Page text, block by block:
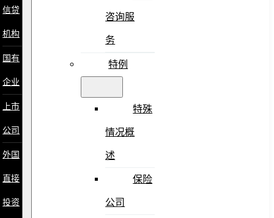
信贷
机构
国有
企业
上市
公司
外国
直接
投资
咨询服
务
特例
特殊
情况概
述
保险
公司